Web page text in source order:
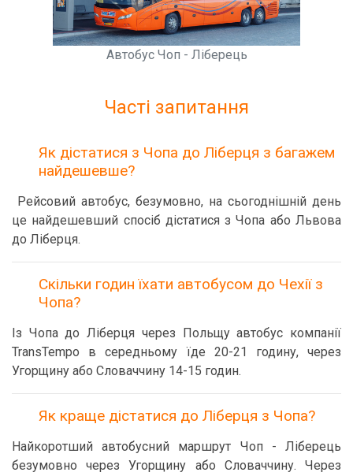
Автобус Чоп - Ліберець
Часті запитання
Як дістатися з Чопа до Ліберця з багажем
найдешевше?
Рейсовий автобус, безумовно, на сьогоднішній день
це найдешевший спосіб дістатися з Чопа або Львова
до Ліберця.
Скільки годин їхати автобусом до Чехії з
Чопа?
Із Чопа до Ліберця через Польщу автобус компанії
TransTempo в середньому їде 20-21 годину, через
Угорщину або Словаччину 14-15 годин.
Як краще дістатися до Ліберця з Чопа?
Найкоротший автобусний маршрут Чоп - Ліберець
безумовно через Угорщину або Словаччину. Через